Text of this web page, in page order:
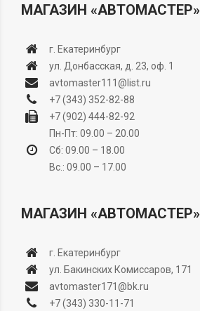
МАГАЗИН «АВТОМАСТЕР»
г. Екатеринбург
ул. Донбасская, д. 23, оф. 1
avtomaster111@list.ru
+7 (343) 352-82-88
+7 (902) 444-82-92
Пн-Пт: 09.00 – 20.00
Сб: 09.00 – 18.00
Вс.: 09.00 – 17.00
МАГАЗИН «АВТОМАСТЕР»
г. Екатеринбург
ул. Бакинских Комиссаров, 171
avtomaster171@bk.ru
+7 (343) 330-11-71